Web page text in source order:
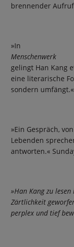
brennender
»In
Menschenwerk
gelingt Han Kang
eine literarische
sondern umfängt.«
»Ein Gespräch,
Lebenden
antworten.«
»Han Kang zu
Zärtlichkeit
perplex und tief